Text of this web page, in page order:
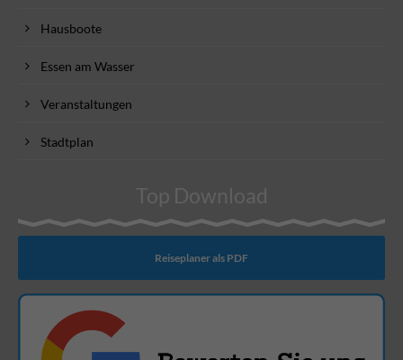
Hausboote
Essen am Wasser
Veranstaltungen
Stadtplan
Top Download
Reiseplaner als PDF